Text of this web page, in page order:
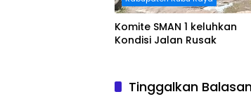
Komite SMAN 1 keluhkan
Kondisi Jalan Rusak
Tinggalkan